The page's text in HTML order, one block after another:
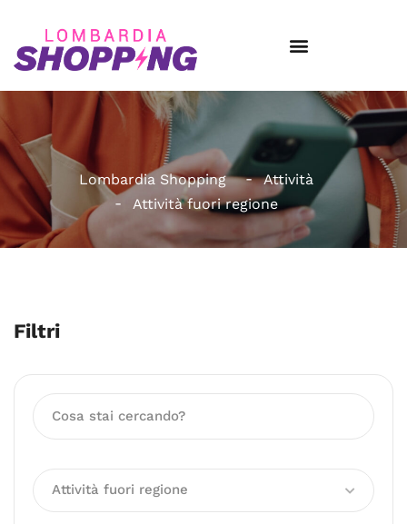
Lombardia Shopping
Attività
Attività fuori regione
Filtri
Attività fuori regione